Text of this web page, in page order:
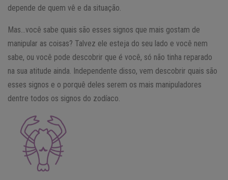
depende de quem vê e da situação.
Mas…você sabe quais são esses signos que mais gostam de
manipular as coisas? Talvez ele esteja do seu lado e você nem
sabe, ou você pode descobrir que é você, só não tinha reparado
na sua atitude ainda. Independente disso, vem descobrir quais são
esses signos e o porquê deles serem os mais manipuladores
dentre todos os signos do zodíaco.